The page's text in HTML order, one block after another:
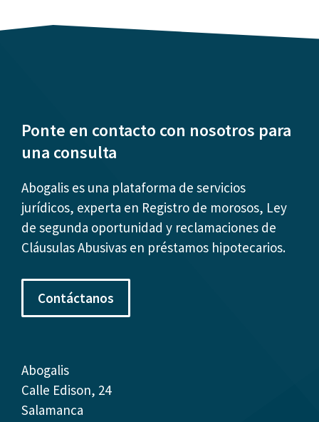
Ponte en contacto con nosotros para
una consulta
Abogalis es una plataforma de servicios
jurídicos, experta en Registro de morosos, Ley
de segunda oportunidad y reclamaciones de
Cláusulas Abusivas en préstamos hipotecarios.
Contáctanos
Abogalis
Calle Edison, 24
Salamanca